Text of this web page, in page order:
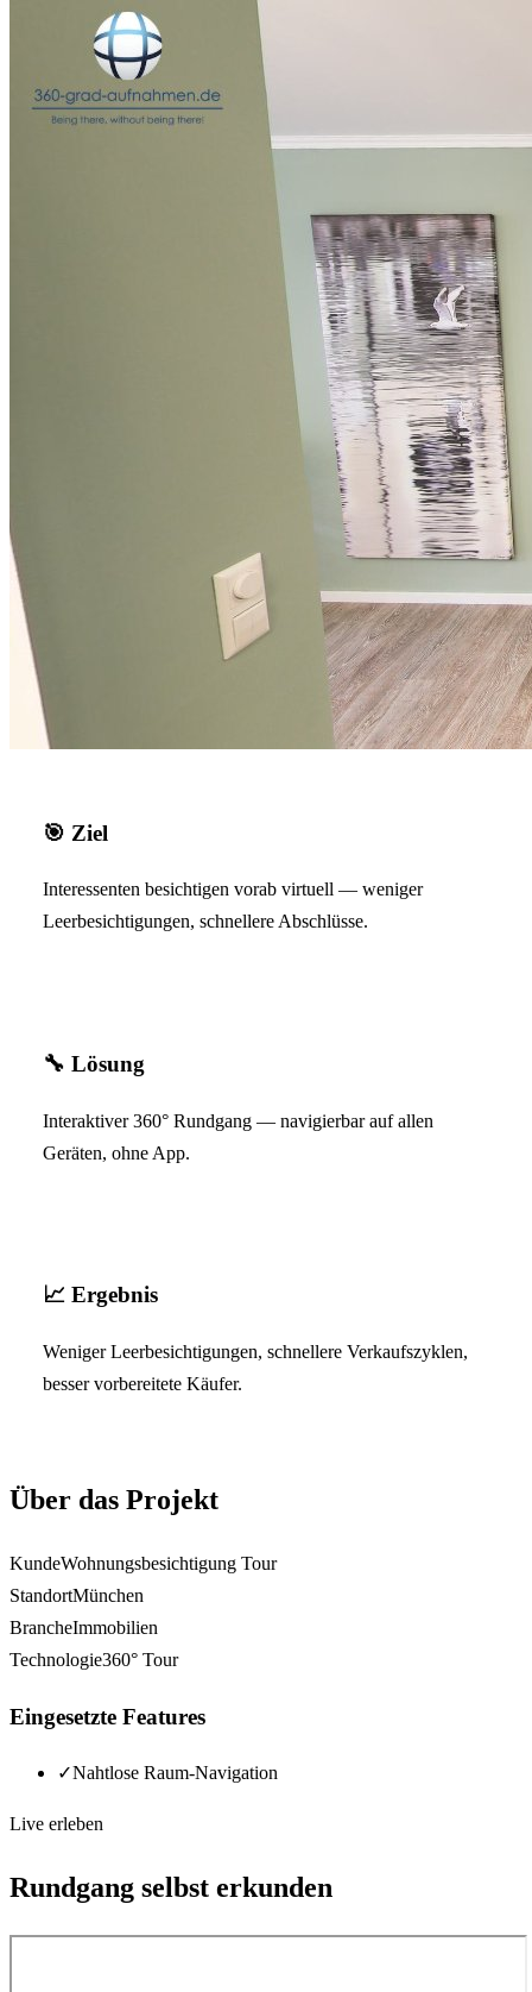
🎯 Ziel
Interessenten besichtigen vorab virtuell — weniger
Leerbesichtigungen, schnellere Abschlüsse.
🔧 Lösung
Interaktiver 360° Rundgang — navigierbar auf allen
Geräten, ohne App.
📈 Ergebnis
Weniger Leerbesichtigungen, schnellere Verkaufszyklen,
besser vorbereitete Käufer.
Über das Projekt
KundeWohnungsbesichtigung Tour
StandortMünchen
BrancheImmobilien
Technologie360° Tour
Eingesetzte Features
✓Nahtlose Raum-Navigation
Live erleben
Rundgang selbst erkunden